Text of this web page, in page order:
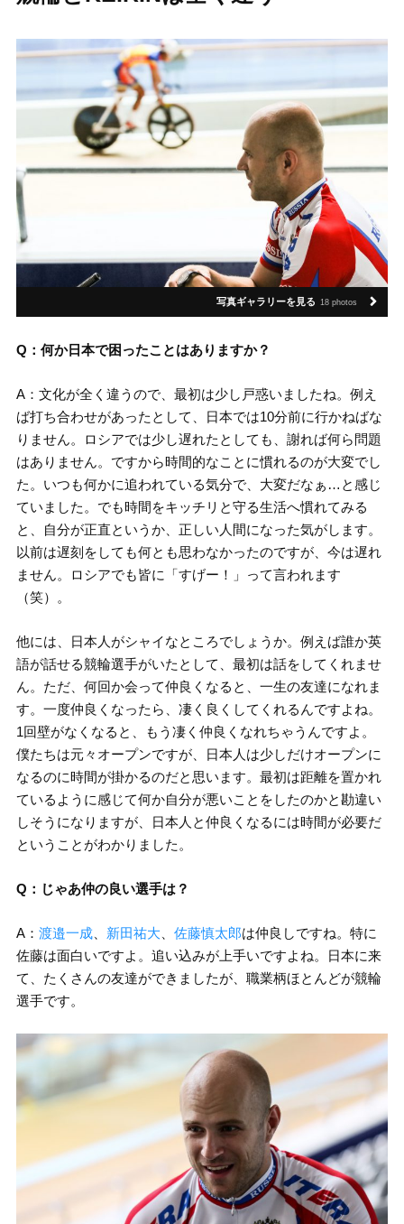
写真ギャラリーを見る 18 photos
Q：何か日本で困ったことはありますか？
A：文化が全く違うので、最初は少し戸惑いましたね。例え
ば打ち合わせがあったとして、日本では10分前に行かねばな
りません。ロシアでは少し遅れたとしても、謝れば何ら問題
はありません。ですから時間的なことに慣れるのが大変でし
た。いつも何かに追われている気分で、大変だなぁ…と感じ
ていました。でも時間をキッチリと守る生活へ慣れてみる
と、自分が正直というか、正しい人間になった気がします。
以前は遅刻をしても何とも思わなかったのですが、今は遅れ
ません。ロシアでも皆に「すげー！」って言われます
（笑）。
他には、日本人がシャイなところでしょうか。例えば誰か英
語が話せる競輪選手がいたとして、最初は話をしてくれませ
ん。ただ、何回か会って仲良くなると、一生の友達になれま
す。一度仲良くなったら、凄く良くしてくれるんですよね。
1回壁がなくなると、もう凄く仲良くなれちゃうんですよ。
僕たちは元々オープンですが、日本人は少しだけオープンに
なるのに時間が掛かるのだと思います。最初は距離を置かれ
ているように感じて何か自分が悪いことをしたのかと勘違い
しそうになりますが、日本人と仲良くなるには時間が必要だ
ということがわかりました。
Q：じゃあ仲の良い選手は？
A： 渡邉一成、 新田祐大、 佐藤慎太郎は仲良しですね。特に
佐藤は面白いですよ。追い込みが上手いですよね。日本に来
て、たくさんの友達ができましたが、職業柄ほとんどが競輪
選手です。